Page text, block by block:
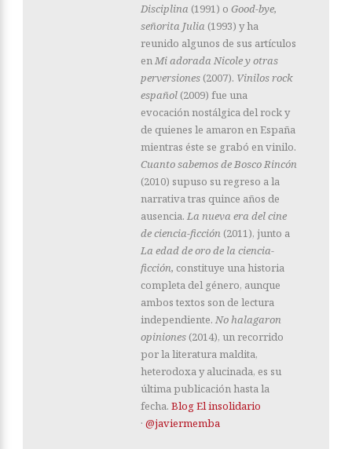
Disciplina (1991) o Good-bye,
señorita Julia (1993) y ha
reunido algunos de sus artículos
enMi adorada Nicole y otras
perversiones (2007). Vinilos rock
español (2009) fue una
evocación nostálgica del rock y
de quienes le amaron en España
mientras éste se grabó en vinilo.
Cuanto sabemos de Bosco Rincón
(2010) supuso su regreso a la
narrativa tras quince años de
ausencia. La nueva era del cine
de ciencia-ficción (2011), junto a
La edad de oro de la ciencia-
ficción, constituye una historia
completa del género, aunque
ambos textos son de lectura
independiente. No halagaron
opiniones (2014), un recorrido
por la literatura maldita,
heterodoxa y alucinada, es su
última publicación hasta la
fecha. Blog El insolidario
· @javiermemba